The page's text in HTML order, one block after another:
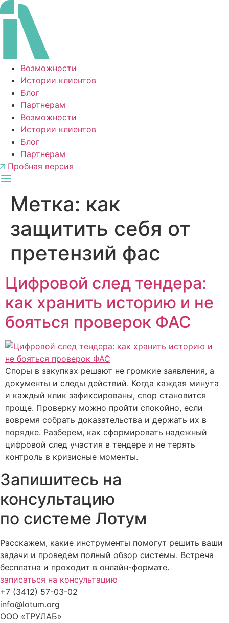
Перейти
к
содержимому
Возможности
Истории клиентов
Блог
Партнерам
Возможности
Истории клиентов
Блог
Партнерам
Пробная версия
Метка: как
защитить себя от
претензий фас
Цифровой след тендера:
как хранить историю и не
бояться проверок ФАС
Споры в закупках решают не громкие заявления, а
документы и следы действий. Когда каждая минута
и каждый клик зафиксированы, спор становится
проще. Проверку можно пройти спокойно, если
вовремя собрать доказательства и держать их в
порядке. Разберем, как сформировать надежный
цифровой след участия в тендере и не терять
контроль в кризисные моменты.
Запишитесь на
консультацию
по системе Лотум
Расскажем, какие инструменты помогут решить ваши
задачи и проведем полный обзор системы. Встреча
бесплатна и проходит в онлайн-формате.
записаться на консультацию
+7 (3412) 57-03-02
info@lotum.org
ООО «ТРУЛАБ»